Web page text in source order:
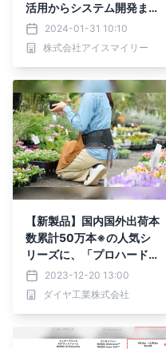
活用からシステム開発まで
の完全ガイド ~AI/ChatG
PT導入における知ってお
くべき成功の秘訣を徹底解
2024-01-31 10:10
株式会社アイスマイリー
【新製品】国内国外出荷本
数累計50万本※の人気シ
リーズに、「プロハードFi
t」が新登場！2023年12
月1日(金)より販売開始
2023-12-20 13:00
ダイヤ工業株式会社